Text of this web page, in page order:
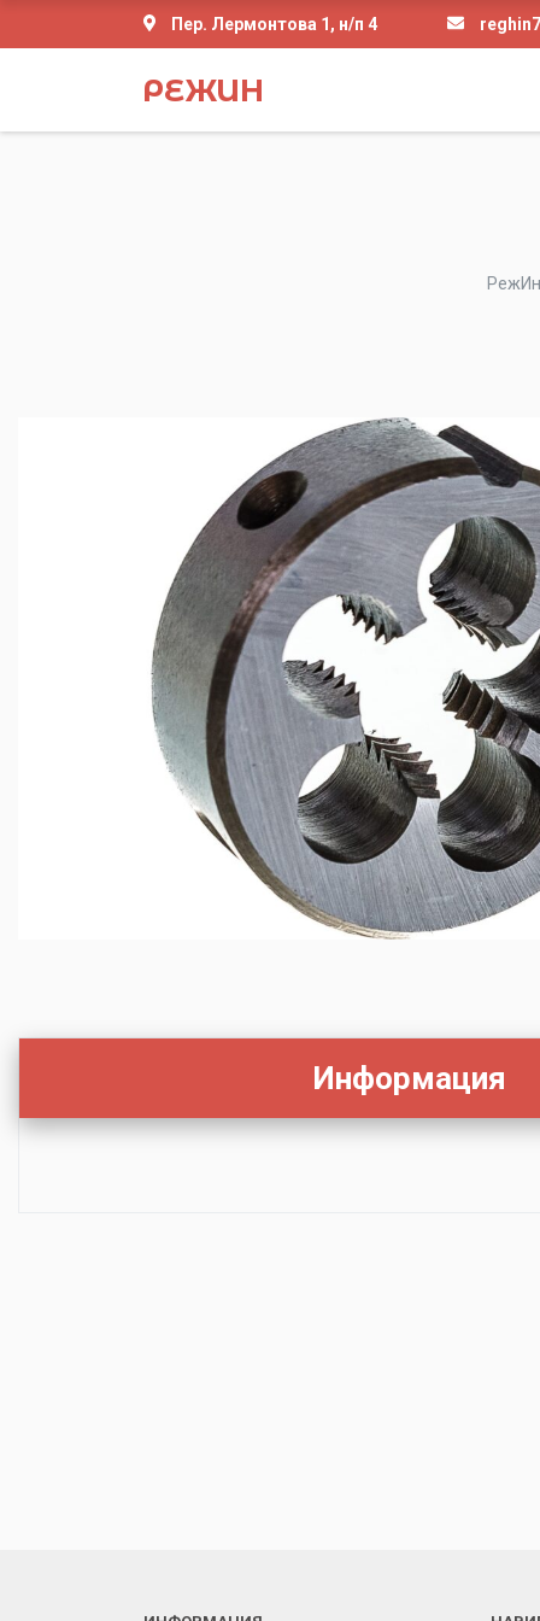
Пер. Лермонтова 1, н/п 4
РЕЖИН
РежИн
Информация